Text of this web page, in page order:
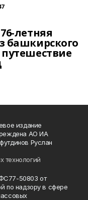
летняя
башкирского
издание
АО ИА
Руслан
технологий
50803 от
по надзору в сфере